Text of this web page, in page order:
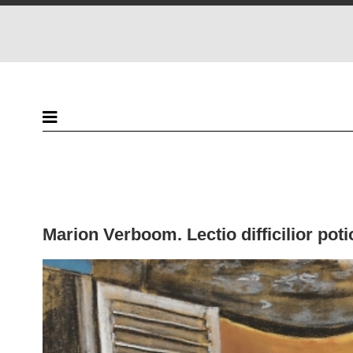
Marion Verboom. Lectio difficilior